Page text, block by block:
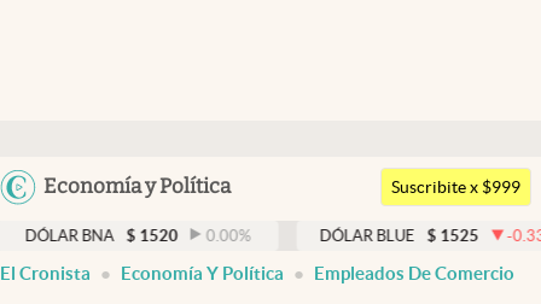
Argentina
Economía y Política
Members
Economía y Política
Finanzas y Mercados
Suscribite x $999
$ 1520 0.00% DÓLAR BLUE $ 1525 -0.33%
El Cronista Economía Y Política Empleados De Comercio